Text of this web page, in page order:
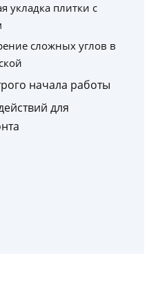
укладка плитки с
сложных углов в
начала работы
для